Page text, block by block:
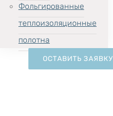
Фольгированные
теплоизоляционные
полотна
ОСТАВИТЬ ЗАЯВКУ